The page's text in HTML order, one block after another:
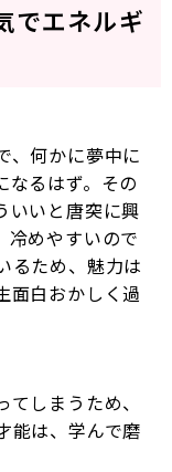
でエネルギ
、何かに夢中に
なるはず。その
いいと唐突に興
冷めやすいので
るため、魅力は
面白おかしく過
しまうため、
能は、学んで磨